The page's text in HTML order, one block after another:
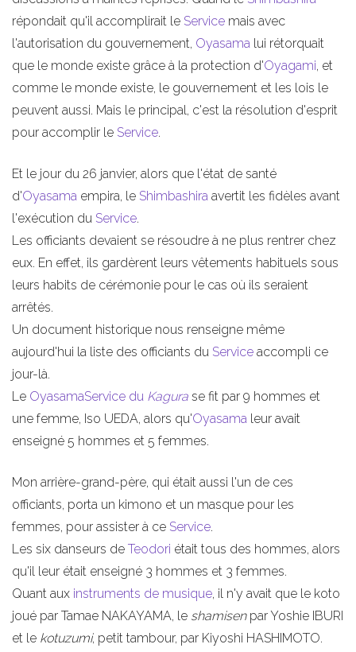
répondait qu'il accomplirait le Service mais avec
l'autorisation du gouvernement, Oyasama lui rétorquait
que le monde existe grâce à la protection d'Oyagami, et
comme le monde existe, le gouvernement et les lois le
peuvent aussi. Mais le principal, c'est la résolution d'esprit
pour accomplir le Service.
Et le jour du 26 janvier, alors que l'état de santé
d'Oyasama empira, le Shimbashira avertit les fidèles avant
l'exécution du Service.
Les officiants devaient se résoudre à ne plus rentrer chez
eux. En effet, ils gardèrent leurs vêtements habituels sous
leurs habits de cérémonie pour le cas où ils seraient
arrêtés.
Un document historique nous renseigne même
aujourd'hui la liste des officiants du Service accompli ce
jour-là.
Le OyasamaService du Kagura se fit par 9 hommes et
une femme, Iso UEDA, alors qu'Oyasama leur avait
enseigné 5 hommes et 5 femmes.
Mon arrière-grand-père, qui était aussi l'un de ces
officiants, porta un kimono et un masque pour les
femmes, pour assister à ce Service.
Les six danseurs de Teodori était tous des hommes, alors
qu'il leur était enseigné 3 hommes et 3 femmes.
Quant aux instruments de musique, il n'y avait que le koto
joué par Tamae NAKAYAMA, le shamisenpar Yoshie IBURI
et le kotuzumi, petit tambour, par Kiyoshi HASHIMOTO.